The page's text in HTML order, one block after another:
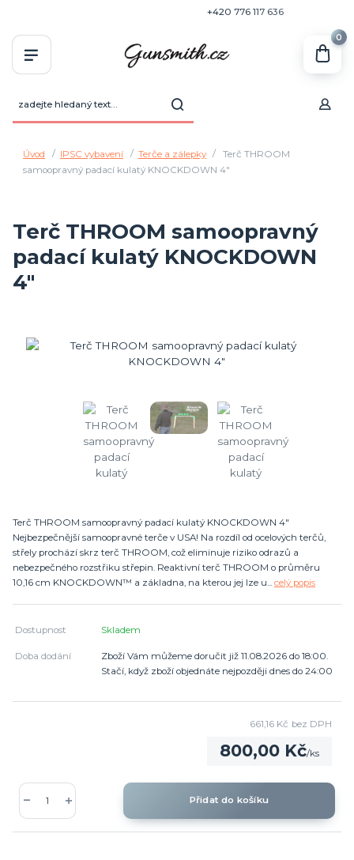
+420 776 117 636
0
Úvod IPSC vybavení Terče a zálepky
Terč THROOM
samoopravný padací kulatý KNOCKDOWN 4"
Terč THROOM samoopravný
padací kulatý KNOCKDOWN
4"
Terč THROOM samoopravný padací kulatý KNOCKDOWN 4"
Nejbezpečnější samoopravné terče v USA! Na rozdíl od ocelových terčů,
střely prochází skrz terč THROOM, což eliminuje riziko odrazů a
nebezpečného rozstřiku střepin. Reaktivní terč THROOM o průměru
10,16 cm KNOCKDOWN™ a základna, na kterou jej lze u... celý popis
Dostupnost Skladem
Doba dodání
Zboží Vám můžeme doručit již 11.08.2026 do 18:00.
Stačí, když zboží objednáte nejpozději dnes do 24:00
800,00 Kč/ks
661,16 Kč bez DPH
Přidat do košíku